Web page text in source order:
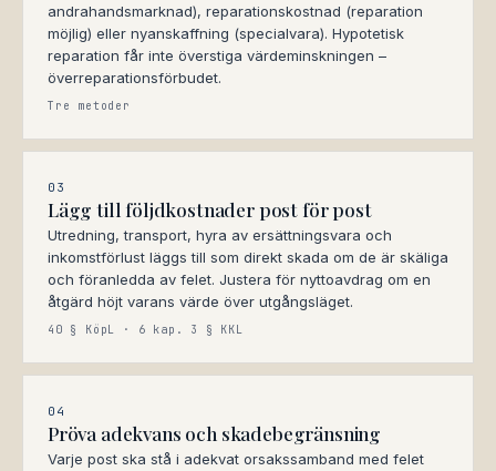
andrahandsmarknad), reparationskostnad (reparation
möjlig) eller nyanskaffning (specialvara). Hypotetisk
reparation får inte överstiga värdeminskningen –
överreparationsförbudet.
Tre metoder
03
Lägg till följdkostnader post för post
Utredning, transport, hyra av ersättningsvara och
inkomstförlust läggs till som direkt skada om de är skäliga
och föranledda av felet. Justera för nyttoavdrag om en
åtgärd höjt varans värde över utgångsläget.
40 § KöpL · 6 kap. 3 § KKL
04
Pröva adekvans och skadebegränsning
Varje post ska stå i adekvat orsakssamband med felet